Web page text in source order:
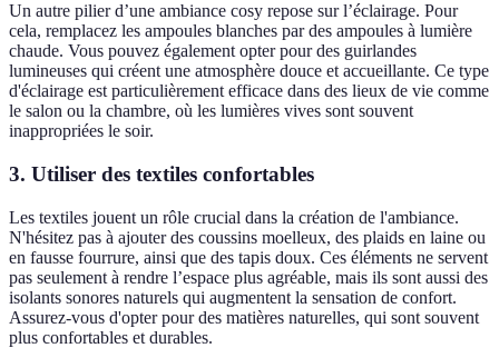
Un autre pilier d’une ambiance cosy repose sur l’éclairage. Pour
cela, remplacez les ampoules blanches par des ampoules à lumière
chaude. Vous pouvez également opter pour des guirlandes
lumineuses qui créent une atmosphère douce et accueillante. Ce type
d'éclairage est particulièrement efficace dans des lieux de vie comme
le salon ou la chambre, où les lumières vives sont souvent
inappropriées le soir.
3. Utiliser des textiles confortables
Les textiles jouent un rôle crucial dans la création de l'ambiance.
N'hésitez pas à ajouter des coussins moelleux, des plaids en laine ou
en fausse fourrure, ainsi que des tapis doux. Ces éléments ne servent
pas seulement à rendre l’espace plus agréable, mais ils sont aussi des
isolants sonores naturels qui augmentent la sensation de confort.
Assurez-vous d'opter pour des matières naturelles, qui sont souvent
plus confortables et durables.